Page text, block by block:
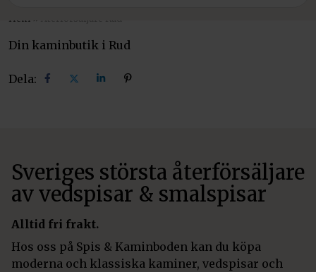
Hem »
Din kaminbutik i Rud
Dela: Dela Dela Dela Dela
Sveriges största återförsäljare
av vedspisar & smalspisar
Alltid fri frakt.
Hos oss på Spis & Kaminboden kan du köpa
moderna och klassiska kaminer, vedspisar och